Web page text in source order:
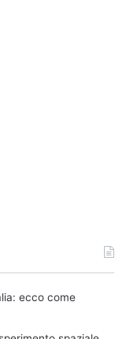
ecco come